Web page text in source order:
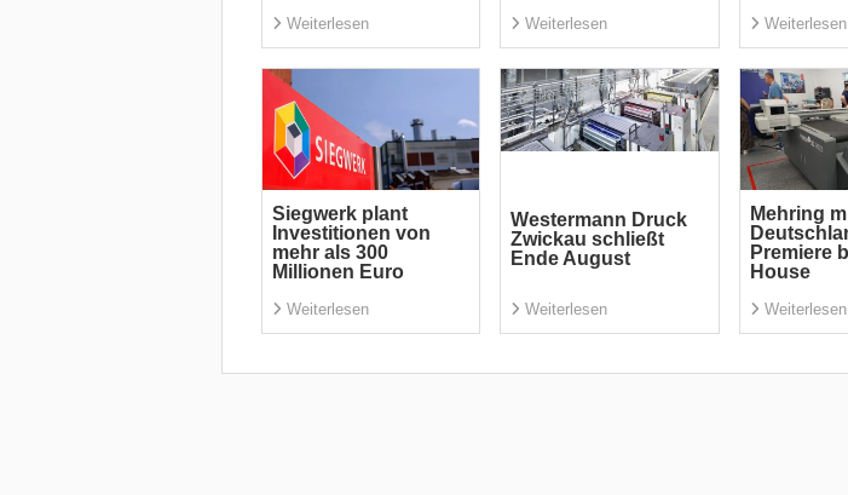
Weiterlesen Weiterlesen Weiterlesen
Siegwerk plant
Investitionen von
mehr als 300
Millionen Euro
Weiterlesen
Westermann Druck
Zwickau schließt
Ende August
Weiterlesen
Mehring
Premiere
House
Weiterlesen